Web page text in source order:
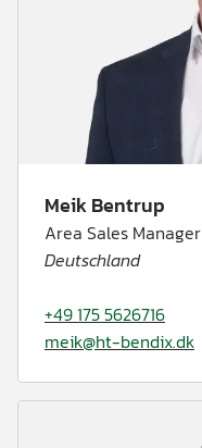
Meik Bentrup
Area Sales Manager
Deutschland
+49 175 5626716
meik@ht-bendix.dk